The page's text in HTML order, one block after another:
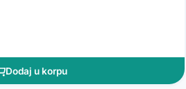
Dodaj u korpu